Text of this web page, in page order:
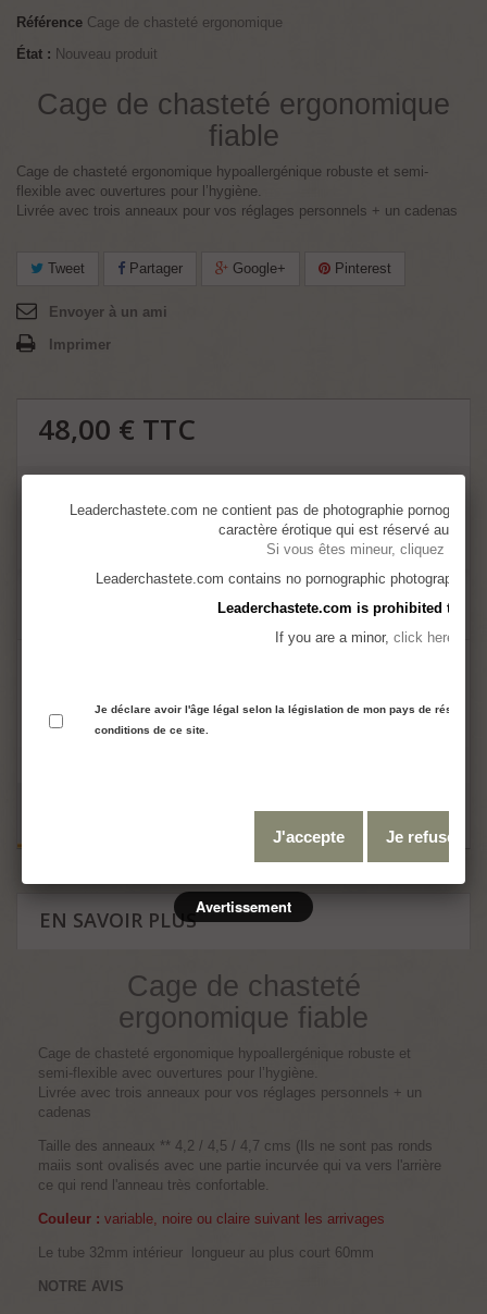
Référence Cage de chasteté ergonomique
État : Nouveau produit
Cage de chasteté ergonomique
fiable
Cage de chasteté ergonomique hypoallergénique robuste et semi-
flexible avec ouvertures pour l’hygiène.
Livrée avec trois anneaux pour vos réglages personnels + un cadenas
Tweet Partager Google+ Pinterest
Envoyer à un ami
Imprimer
48,00 € TTC
EN SAVOIR PLUS
Cage de chasteté
ergonomique fiable
Cage de chasteté ergonomique hypoallergénique robuste et
semi-flexible avec ouvertures pour l’hygiène.
Livrée avec trois anneaux pour vos réglages personnels + un
cadenas
Taille des anneaux ** 4,2 / 4,5 / 4,7 cms (Ils ne sont pas ronds
maiis sont ovalisés avec une partie incurvée qui va vers l'arrière
ce qui rend l'anneau très confortable.
Couleur : variable, noire ou claire suivant les arrivages
Le tube 32mm intérieur longueur au plus court 60mm
NOTRE AVIS
Leaderchastete.com ne contient pas de photographie
caractère érotique qui est réservé aux
Si vous êtes mineur, cliquez ici
Leaderchastete.com contains no pornographic photography
Leaderchastete.com is prohibited to
If you are a minor, click here
Je déclare avoir l'âge légal selon la législation de mon pays de
conditions de ce site.
J'accepte Je refuse
Avertissement